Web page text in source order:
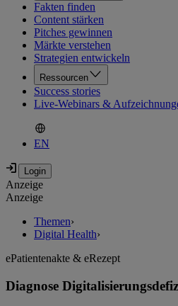
Fakten finden
Content stärken
Pitches gewinnen
Märkte verstehen
Strategien entwickeln
Ressourcen
Success stories
Live-Webinars &
EN
Anzeige
Anzeige
Themen›
Digital Health›
ePatientenakte & eRezept
Diagnose